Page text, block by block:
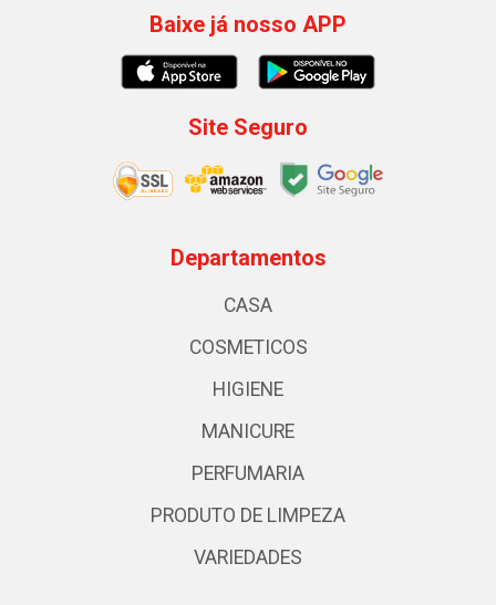
Baixe já nosso APP
Site Seguro
Departamentos
CASA
COSMETICOS
HIGIENE
MANICURE
PERFUMARIA
PRODUTO DE LIMPEZA
VARIEDADES